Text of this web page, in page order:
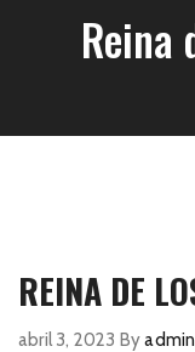
Reina
REINA DE
abril 3, 2023 Byadmin